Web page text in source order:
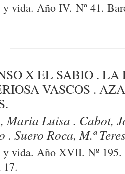
vida. Año IV. Nº 41.
X EL SABIO .
VASCOS .
Maria Luisa . Cabot,
. Suero Roca, M.ª
vida. Año XVII. Nº 195.
17.